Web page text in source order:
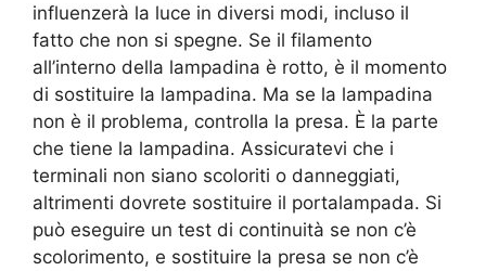
influenzerà la luce in diversi modi, incluso il
fatto che non si spegne. Se il filamento
all’interno della lampadina è rotto, è il momento
di sostituire la lampadina. Ma se la lampadina
non è il problema, controlla la presa. È la parte
che tiene la lampadina. Assicuratevi che i
terminali non siano scoloriti o danneggiati,
altrimenti dovrete sostituire il portalampada. Si
può eseguire un test di continuità se non c’è
scolorimento, e sostituire la presa se non c’è